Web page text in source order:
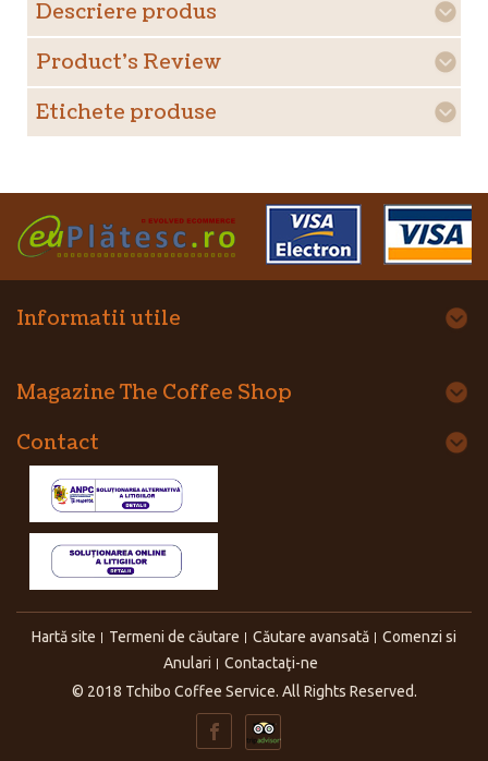
Descriere produs
Product's Review
Etichete produse
Informatii utile
Magazine The Coffee Shop
Contact
Hartă site Termeni de căutare Căutare avansată
Comenzi si
Anulari
Contactaţi-ne
© 2018 Tchibo Coffee Service. All Rights Reserved.